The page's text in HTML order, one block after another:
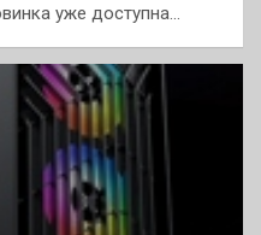
уже доступна…